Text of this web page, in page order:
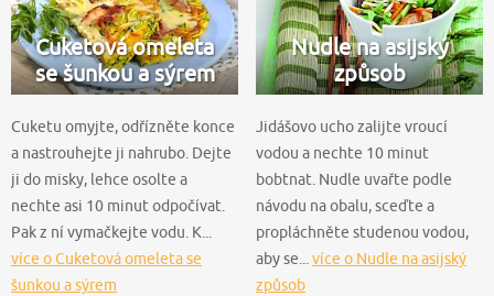
Cuketová omeleta
se šunkou a sýrem
Cuketu omyjte, odřízněte konce
a nastrouhejte ji nahrubo. Dejte
ji do misky, lehce osolte a
nechte asi 10 minut odpočívat.
Pak z ní vymačkejte vodu. K...
více o Cuketová omeleta se
šunkou a sýrem
Nudle na asijský
způsob
Jidášovo ucho zalijte vroucí
vodou a nechte 10 minut
bobtnat. Nudle uvařte podle
návodu na obalu, sceďte a
propláchněte studenou vodou,
aby se...více o Nudle na asijský
způsob